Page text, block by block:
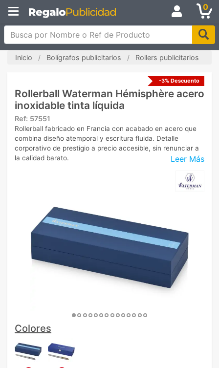
0
Busca por Nombre o Ref de Producto
Inicio Bolígrafos publicitarios Rollers publicitarios
-3% Descuento
Rollerball Waterman Hémisphère acero
inoxidable tinta líquida
Ref: 57551
Leer Más
Rollerball fabricado en Francia con acabado en acero que
combina diseño atemporal y escritura fluida. Detalle
corporativo de prestigio a precio accesible, sin renunciar a
la calidad barato.
Colores